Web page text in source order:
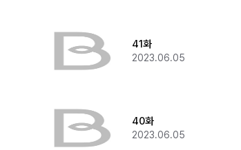
41화
2023.06.05
40화
2023.06.05